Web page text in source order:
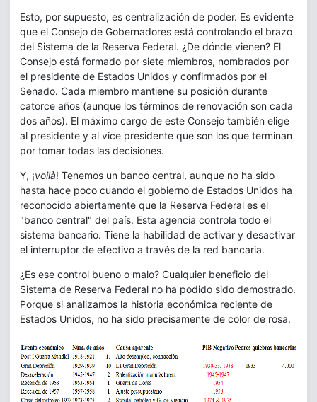
Esto, por supuesto, es centralización de poder. Es evidente
que el Consejo de Gobernadores está controlando el brazo
del Sistema de la Reserva Federal. ¿De dónde vienen? El
Consejo está formado por siete miembros, nombrados por
el presidente de Estados Unidos y confirmados por el
Senado. Cada miembro mantiene su posición durante
catorce años (aunque los términos de renovación son cada
dos años). El máximo cargo de este Consejo también elige
al presidente y al vice presidente que son los que terminan
por tomar todas las decisiones.
Y, ¡voilà! Tenemos un banco central, aunque no ha sido
hasta hace poco cuando el gobierno de Estados Unidos ha
reconocido abiertamente que la Reserva Federal es el
"banco central" del país. Esta agencia controla todo el
sistema bancario. Tiene la habilidad de activar y desactivar
el interruptor de efectivo a través de la red bancaria.
¿Es ese control bueno o malo? Cualquier beneficio del
Sistema de Reserva Federal no ha podido sido demostrado.
Porque si analizamos la historia económica reciente de
Estados Unidos, no ha sido precisamente de color de rosa.